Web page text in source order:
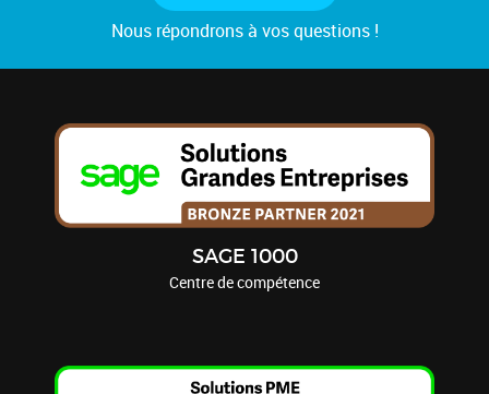
Nous répondrons à vos questions !
SAGE 1000
Centre de compétence